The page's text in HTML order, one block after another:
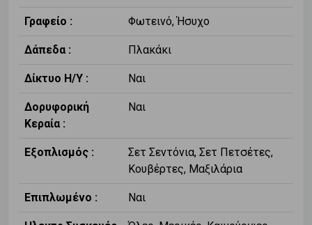
Γραφείο : Φωτεινό, Ήσυχο
Δάπεδα : Πλακάκι
Δίκτυο Η/Υ : Ναι
Δορυφορική
Κεραία :
Ναι
Εξοπλισμός :
Σετ Σεντόνια, Σετ Πετσέτες,
Κουβέρτες, Μαξιλάρια
Επιπλωμένο : Ναι